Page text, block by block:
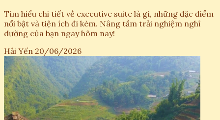
Tìm hiểu chi tiết về executive suite là gì, những đặc điểm
nổi bật và tiện ích đi kèm. Nâng tầm trải nghiệm nghỉ
dưỡng của bạn ngay hôm nay!
Hải Yến 20/06/2026